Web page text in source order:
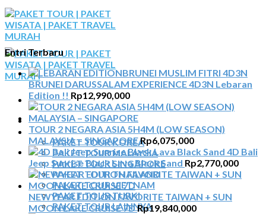
Skip
to
content
BERANDA
PAKET TOUR
PAKET TOUR KOREA
PAKET TOUR MALAYSIA
PAKET TOUR SINGAPORE
PAKET TOUR THAILAND
PAKET TOUR VIETNAM
PAKET TOUR TURKI
PAKET TOUR LAINNYA
Entri Terbaru
BRUNEI DARUSSALAM EXPERIENCE 4D3N Lebaran
Edition !! Rp12,990,000
TOUR 2 NEGARA ASIA 5H4M (LOW SEASON)
MALAYSIA – SINGAPORERp6,075,000
4D Bali
Jeep Sunrise Black Lava Black Sand Rp2,770,000
NEWYEAR EDITION FAVORITE TAIWAN + SUN
MOON LAKE CRUISE 7DRp19,840,000